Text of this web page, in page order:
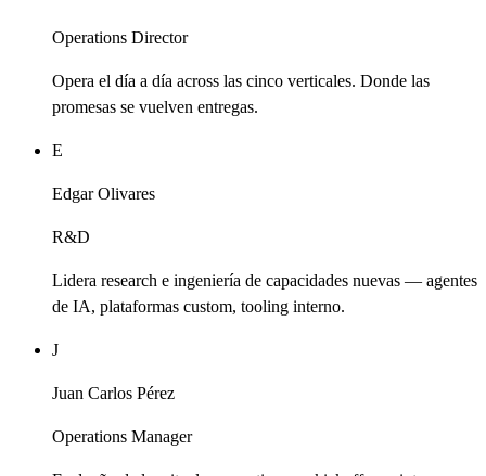
Operations Director
Opera el día a día across las cinco verticales. Donde las
promesas se vuelven entregas.
E
Edgar Olivares
R&D
Lidera research e ingeniería de capacidades nuevas — agentes
de IA, plataformas custom, tooling interno.
J
Juan Carlos Pérez
Operations Manager